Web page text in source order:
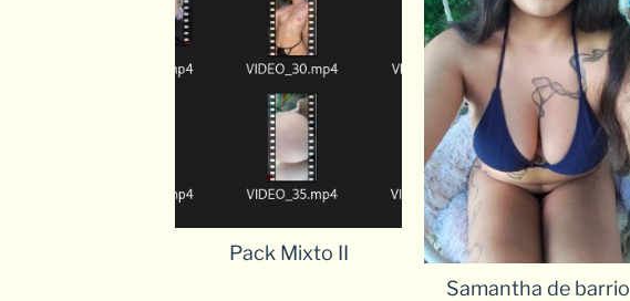
Pack Mixto II
Samantha de barrio